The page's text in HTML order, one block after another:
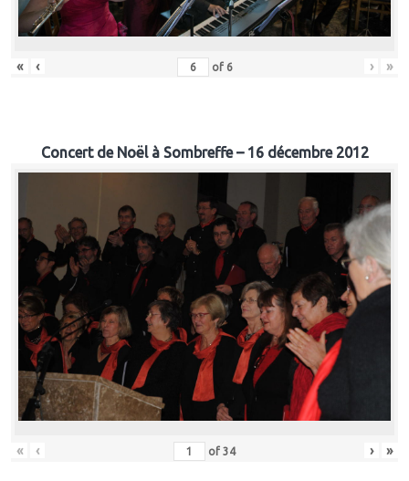
« ‹ of 6 › »
Concert de Noël à Sombreffe – 16 décembre 2012
« ‹ of 34 › »